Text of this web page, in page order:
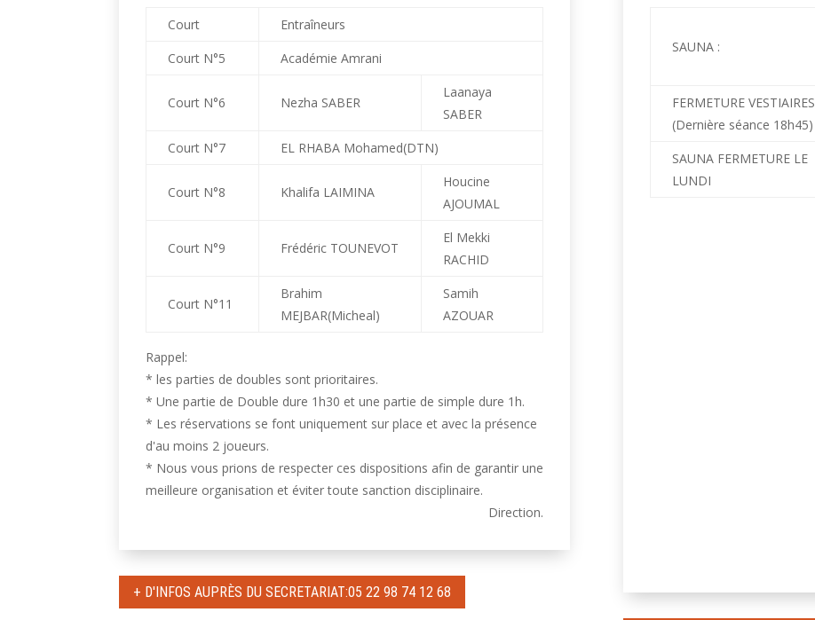
Court
Entraîneurs
Court N°5
Académie Amrani
Court N°6 Nezha SABER
Laanaya
SABER
Court N°7
EL RHABA Mohamed(DTN)
Court N°8 Khalifa LAIMINA
Houcine
AJOUMAL
Court N°9 Frédéric TOUNEVOT
El Mekki
RACHID
Court N°11
Brahim
MEJBAR(Micheal)
Samih
AZOUAR
Rappel:
* les parties de doubles sont prioritaires.
* Une partie de Double dure 1h30 et une partie de simple dure 1h.
* Les réservations se font uniquement sur place et avec la présence
d'au moins 2 joueurs.
* Nous vous prions de respecter ces dispositions afin de garantir une
meilleure organisation et éviter toute sanction disciplinaire.
Direction.
+ D'INFOS AUPRÈS DU SECRETARIAT:05 22 98 74 12 68
SAUNA :
FERMETURE VESTIAIRES
(Dernière séance 18h45)
SAUNA FERMETURE LE
LUNDI